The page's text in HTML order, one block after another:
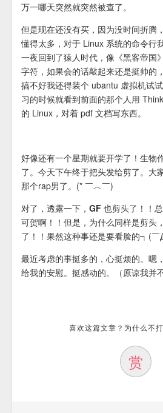
万一哪天突然就突然被查了。
但是现在还没有买，因为没时间折腾
懂得太多，对于 Linux 系统的命令行
一夜回到了猿人时代，像《黑客帝国
字符，如果会的话敲起来还是挺帅
搞不好我还得装个 ubantu 虚拟机试
习的时候就看到前面的那个人用
的 Linux，对着 pdf 文档写东西。
好像还有一个星期就要开学了！生物
了。今天下午终于把头发给剪了。大
那个rap男了。(* ￣︿￣)
对了，透露一下，GF 也剪头了！！
可贺啊！！但是，为什么同样是剪头
了！！果然这种事还是要看脸的┑(
最近考虑的事挺多的，心挺烦的。嗯
给我的安慰。挺感动的。（原谅我并
喜欢这篇文章？为什么不
赏